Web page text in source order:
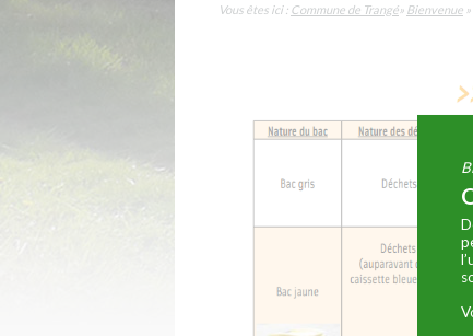
Vous êtes ici : Commune de Trangé» Bienvenue